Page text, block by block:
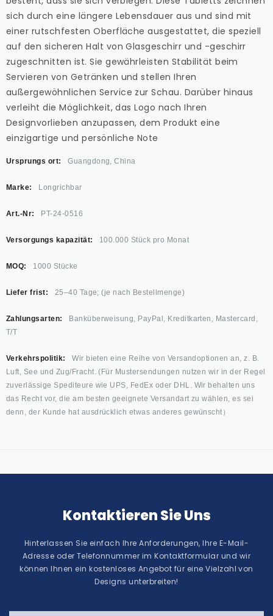
sich durch eine längere Lebensdauer aus und sind mit
einer rutschfesten Oberfläche ausgestattet, die speziell
auf den sicheren Halt von Glasgeschirr und -geschirr
zugeschnitten ist. Sie gewährleisten Stabilität beim
Servieren von Getränken und stellen Ihren
außergewöhnlichen Service zur Schau. Darüber hinaus
verleiht die Möglichkeit, das Logo nach Ihren
Designvorlieben anzupassen, dem Produkt eine
einzigartige und persönliche Note
Ursprungs ort: Guangdong, China
Marke: Longrichbar
Art.-Nr: PT-24-0516
Versorgungs kapazität: 100.000 Stück pro Monat
MOQ: 1000 Stücke
Liefer frist: 25–40 Tage; (je nach Bestellmenge)
Zahlungsarten:
Banküberweisung, PayPal, Kreditkarten, Mastercard,
T/T
Verkehrspolitik:
Wir bieten eine Reihe von Versandoptionen an, z. B.
Luft, See und Zug/Fracht. (Für Mustersendungen nutzen wir in der Regel
zuverlässige Spediteure wie UPS, FedEx oder DHL. Wir behalten uns
das Recht vor, die am besten geeignete Versandart zu wählen, es sei
denn, der Kunde hat ausdrücklich etwas anderes gewünscht）
Kontaktieren Sie Uns
Hinterlassen Sie einfach Ihre Anforderungen, Ihre E-Mail-
Adresse oder Telefonnummer im Kontaktformular und wir
können Ihnen ein kostenloses Angebot für eine Vielzahl von
Designs unterbreiten!